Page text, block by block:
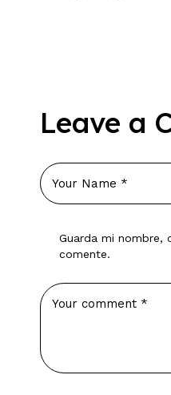
Leave a
Guarda mi nombre,
comente.